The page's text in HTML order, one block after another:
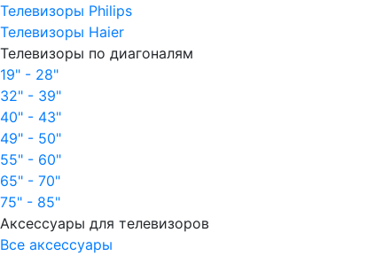
Телевизоры Philips
Телевизоры Haier
Телевизоры по диагоналям
19" - 28"
32" - 39"
40" - 43"
49" - 50"
55" - 60"
65" - 70"
75" - 85"
Аксессуары для телевизоров
Все аксессуары